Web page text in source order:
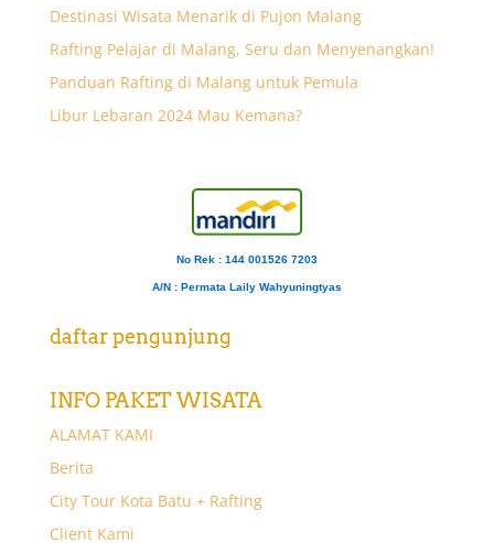
Destinasi Wisata Menarik di Pujon Malang
Rafting Pelajar di Malang, Seru dan Menyenangkan!
Panduan Rafting di Malang untuk Pemula
Libur Lebaran 2024 Mau Kemana?
No Rek : 144 001526 7203
A/N : Permata Laily Wahyuningtyas
daftar pengunjung
INFO PAKET WISATA
ALAMAT KAMI
Berita
City Tour Kota Batu + Rafting
Client Kami